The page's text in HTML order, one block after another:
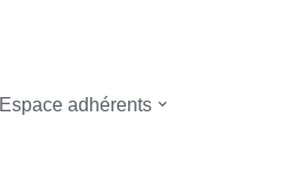
Espace adhérents